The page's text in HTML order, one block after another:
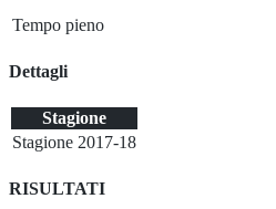
Tempo pieno
Dettagli
Stagione
Stagione 2017-18
RISULTATI